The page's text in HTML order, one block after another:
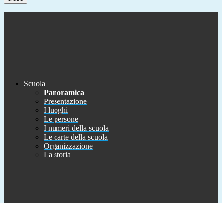
Scuola
Panoramica
Presentazione
I luoghi
Le persone
I numeri della scuola
Le carte della scuola
Organizzazione
La storia